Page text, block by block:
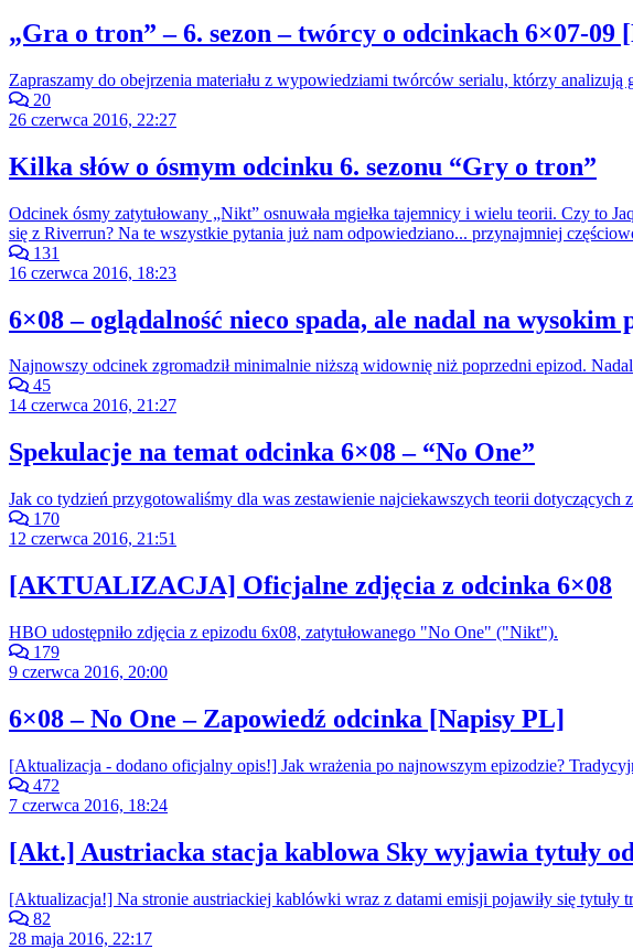
„Gra o tron” – 6. sezon – twórcy o odcinkach 6×07-09
Zapraszamy do obejrzenia materiału z wypowiedziami twórców serialu, którzy analizują
20
26 czerwca 2016, 22:27
Kilka słów o ósmym odcinku 6. sezonu “Gry o tron”
Odcinek ósmy zatytułowany „Nikt” osnuwała mgiełka tajemnicy i wielu teorii. Czy to
się z Riverrun? Na te wszystkie pytania już nam odpowiedziano... przynajmniej
131
16 czerwca 2016, 18:23
6×08 – oglądalność nieco spada, ale nadal na wysokim
Najnowszy odcinek zgromadził minimalnie niższą widownię niż poprzedni epizod.
45
14 czerwca 2016, 21:27
Spekulacje na temat odcinka 6×08 – “No One”
Jak co tydzień przygotowaliśmy dla was zestawienie najciekawszych teorii dotyczących
170
12 czerwca 2016, 21:51
[AKTUALIZACJA] Oficjalne zdjęcia z odcinka 6×08
HBO udostępniło zdjęcia z epizodu 6x08, zatytułowanego "No One" ("Nikt").
179
9 czerwca 2016, 20:00
6×08 – No One – Zapowiedź odcinka [Napisy PL]
[Aktualizacja - dodano oficjalny opis!] Jak wrażenia po najnowszym epizodzie?
472
7 czerwca 2016, 18:24
[Akt.] Austriacka stacja kablowa Sky wyjawia tytuły
[Aktualizacja!] Na stronie austriackiej kablówki wraz z datami emisji pojawiły się tytuły
82
28 maja 2016, 22:17